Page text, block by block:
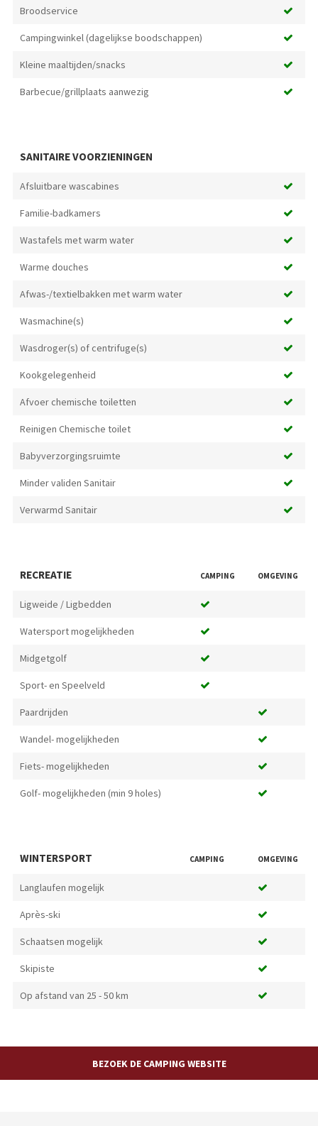
Broodservice
Campingwinkel (dagelijkse boodschappen)
Kleine maaltijden/snacks
Barbecue/grillplaats aanwezig
SANITAIRE VOORZIENINGEN
Afsluitbare wascabines
Familie-badkamers
Wastafels met warm water
Warme douches
Afwas-/textielbakken met warm water
Wasmachine(s)
Wasdroger(s) of centrifuge(s)
Kookgelegenheid
Afvoer chemische toiletten
Reinigen Chemische toilet
Babyverzorgingsruimte
Minder validen Sanitair
Verwarmd Sanitair
RECREATIE CAMPING OMGEVING
Ligweide / Ligbedden
Watersport mogelijkheden
Midgetgolf
Sport- en Speelveld
Paardrijden
Wandel- mogelijkheden
Fiets- mogelijkheden
Golf- mogelijkheden (min 9 holes)
WINTERSPORT CAMPING OMGEVING
Langlaufen mogelijk
Après-ski
Schaatsen mogelijk
Skipiste
Op afstand van 25 - 50 km
BEZOEK DE CAMPING WEBSITE